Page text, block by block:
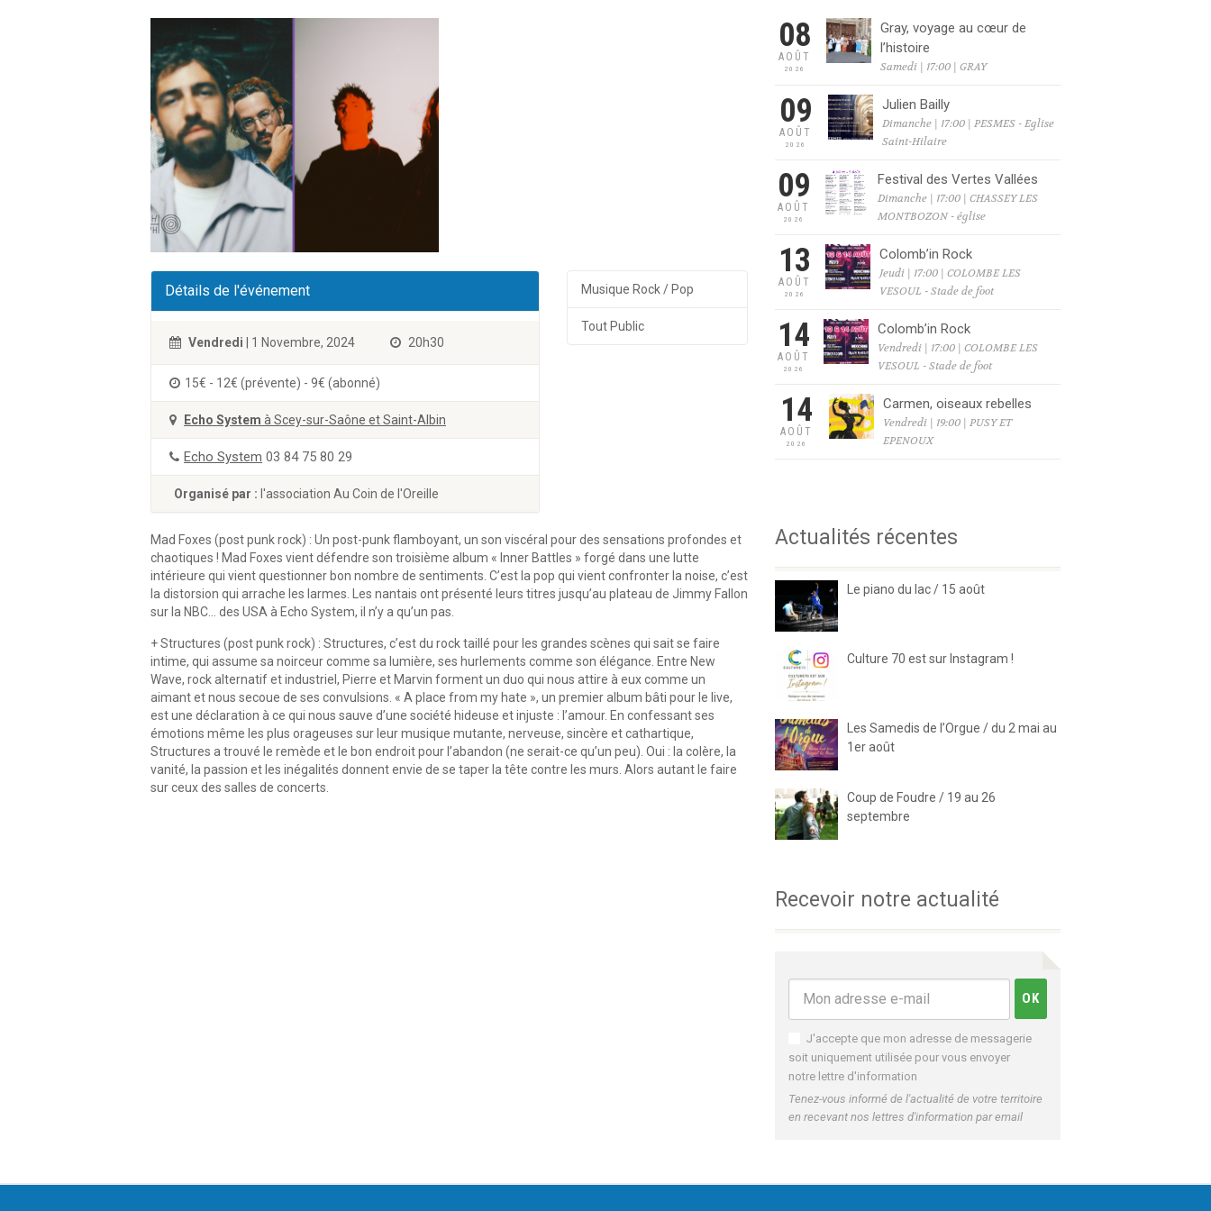
Détails de l'événement
Vendredi | 1 Novembre, 2024 20h30
15€ - 12€ (prévente) - 9€ (abonné)
Echo System à Scey-sur-Saône et Saint-Albin
Echo System 03 84 75 80 29
Organisé par : l'association Au Coin de l'Oreille
Musique Rock / Pop
Tout Public
Mad Foxes (post punk rock) : Un post-punk flamboyant, un son viscéral pour des sensations profondes et
chaotiques ! Mad Foxes vient défendre son troisième album « Inner Battles » forgé dans une lutte
intérieure qui vient questionner bon nombre de sentiments. C’est la pop qui vient confronter la noise, c’est
la distorsion qui arrache les larmes. Les nantais ont présenté leurs titres jusqu’au plateau de Jimmy Fallon
sur la NBC… des USA à Echo System, il n’y a qu’un pas.
+ Structures (post punk rock) : Structures, c’est du rock taillé pour les grandes scènes qui sait se faire
intime, qui assume sa noirceur comme sa lumière, ses hurlements comme son élégance. Entre New
Wave, rock alternatif et industriel, Pierre et Marvin forment un duo qui nous attire à eux comme un
aimant et nous secoue de ses convulsions. « A place from my hate », un premier album bâti pour le live,
est une déclaration à ce qui nous sauve d’une société hideuse et injuste : l’amour. En confessant ses
émotions même les plus orageuses sur leur musique mutante, nerveuse, sincère et cathartique,
Structures a trouvé le remède et le bon endroit pour l’abandon (ne serait-ce qu’un peu). Oui : la colère, la
vanité, la passion et les inégalités donnent envie de se taper la tête contre les murs. Alors autant le faire
sur ceux des salles de concerts.
08
AOÛT
2026
Gray, voyage au cœur de
l’histoire
Samedi | 17:00 | GRAY
09
AOÛT
2026
Julien Bailly
Dimanche | 17:00 | PESMES - Eglise
Saint-Hilaire
09
AOÛT
2026
Festival des Vertes Vallées
Dimanche | 17:00 | CHASSEY LES
MONTBOZON - église
13
AOÛT
2026
Colomb’in Rock
Jeudi | 17:00 | COLOMBE LES
VESOUL - Stade de foot
14
AOÛT
2026
Colomb’in Rock
Vendredi | 17:00 | COLOMBE LES
VESOUL - Stade de foot
14
AOÛT
2026
Carmen, oiseaux rebelles
Vendredi | 19:00 | PUSY ET
EPENOUX
Actualités récentes
Le piano du lac / 15 août
Culture 70 est sur Instagram !
Les Samedis de l’Orgue / du 2 mai au
1er août
Coup de Foudre / 19 au 26
septembre
Recevoir notre actualité
J'accepte que mon adresse de messagerie
soit uniquement utilisée pour vous envoyer
notre lettre d'information
Tenez-vous informé de l'actualité de votre territoire
en recevant nos lettres d'information par email